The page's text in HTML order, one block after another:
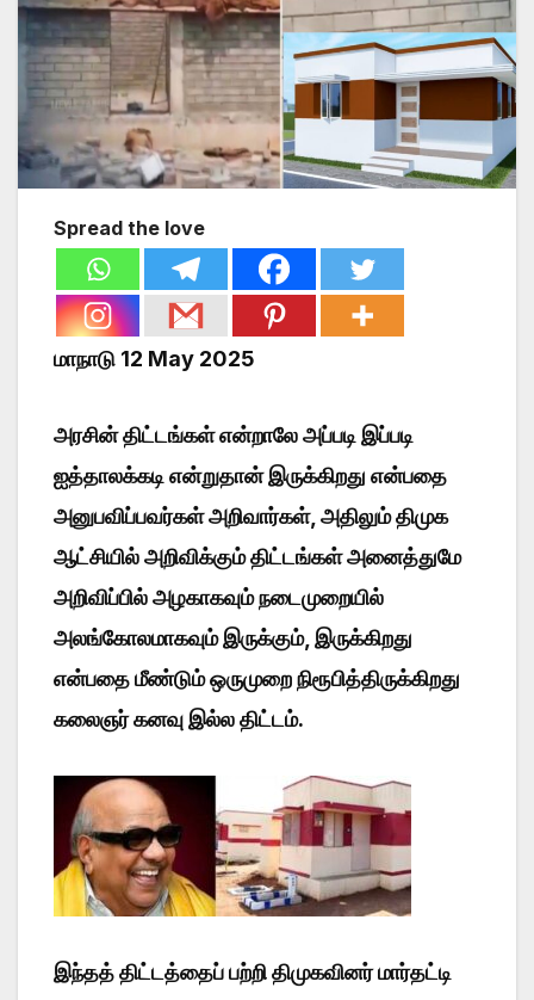
Spread the love
மாநாடு 12 May 2025
அரசின் திட்டங்கள் என்றாலே அப்படி இப்படி
ஐத்தாலக்கடி என்றுதான் இருக்கிறது என்பதை
அனுபவிப்பவர்கள் அறிவார்கள், அதிலும் திமுக
ஆட்சியில் அறிவிக்கும் திட்டங்கள் அனைத்துமே
அறிவிப்பில் அழகாகவும் நடைமுறையில்
அலங்கோலமாகவும் இருக்கும், இருக்கிறது
என்பதை மீண்டும் ஒருமுறை நிரூபித்திருக்கிறது
கலைஞர் கனவு இல்ல திட்டம்.
இந்தத் திட்டத்தைப் பற்றி திமுகவினர் மார்தட்டி